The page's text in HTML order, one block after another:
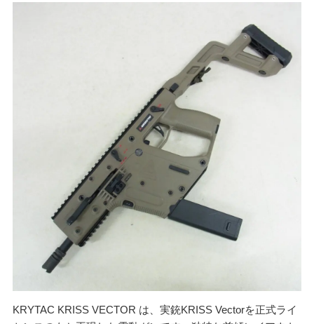
ご利用案内
ご利用が初めての方へ
宅配買取の流れ
出張買取の流れ
店頭買取の流れ
遺品買取
出張対応エリア
関東・関西エリアの出張買取強化中！
KRYTAC KRISS VECTOR は、実銃KRISS Vectorを正式ライ